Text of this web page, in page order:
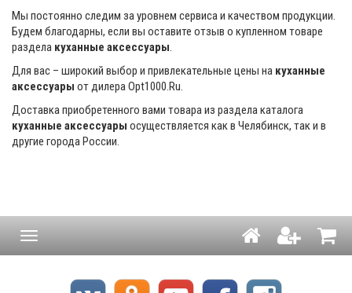
Мы постоянно следим за уровнем сервиса и качеством продукции.
Будем благодарны, если вы оставите отзыв о купленном товаре
раздела куханные аксессуары.
Для вас – широкий выбор и привлекательные цены на куханные
аксессуары от дилера Opt1000.Ru.
Доставка приобретенного вами товара из раздела каталога
куханные аксессуары осуществляется как в Челябинск, так и в
другие города России.
Навигация